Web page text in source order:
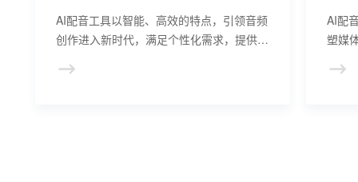
AI配音工具以智能、高效的特点，引领音频
创作进入新时代，满足个性化需求，提供丰
AI配
塑媒
现